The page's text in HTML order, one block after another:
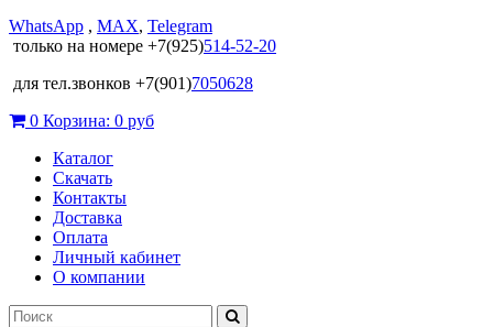
WhatsApp , MAX, Telegram
только на номере +7(925)514-52-20
для тел.звонков +7(901)7050628
0 Корзина: 0 руб
Каталог
Скачать
Контакты
Доставка
Оплата
Личный кабинет
О компании